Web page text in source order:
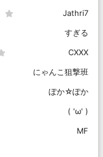
Jathri7
すぎる
CXXX
にゃんこ狙撃班
ぽか☆ぽか
( 'ω' )
MF